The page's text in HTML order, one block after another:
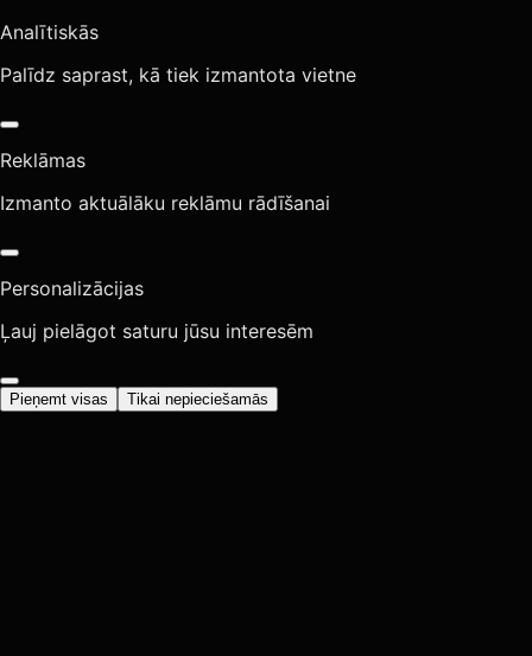
Analītiskās
Palīdz saprast, kā tiek izmantota vietne
Reklāmas
Izmanto aktuālāku reklāmu rādīšanai
Personalizācijas
Ļauj pielāgot saturu jūsu interesēm
Pieņemt visas Tikai nepieciešamās